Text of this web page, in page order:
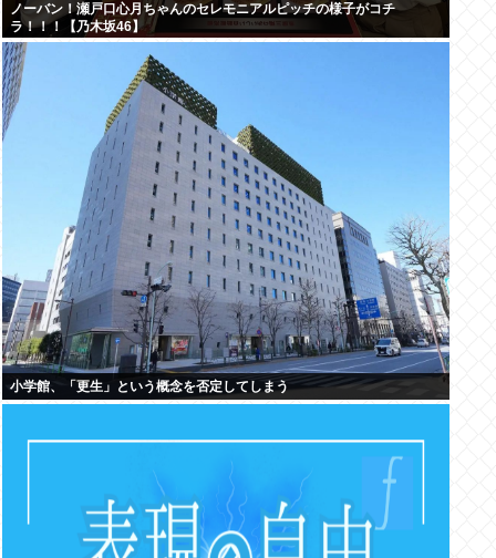
ノーバン！瀬戸口心月ちゃんのセレモニアルピッチの様子がコチ
ラ！！！【乃木坂46】
小学館、「更生」という概念を否定してしまう